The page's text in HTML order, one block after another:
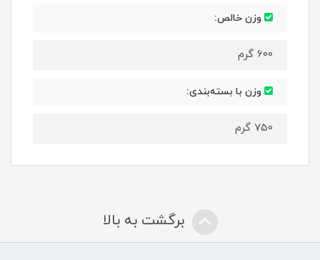
وزن خالص:
600 گرم
وزن با بسته‌بندی:
750 گرم
برگشت به بالا